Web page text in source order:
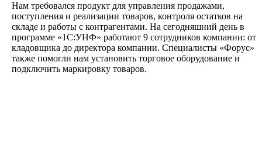
Нам требовался продукт для управления продажами,
поступления и реализации товаров, контроля остатков на
складе и работы с контрагентами. На сегодняшний день в
программе «1С:УНФ» работают 9 сотрудников компании: от
кладовщика до директора компании. Специалисты «Форус»
также помогли нам установить торговое оборудование и
подключить маркировку товаров.